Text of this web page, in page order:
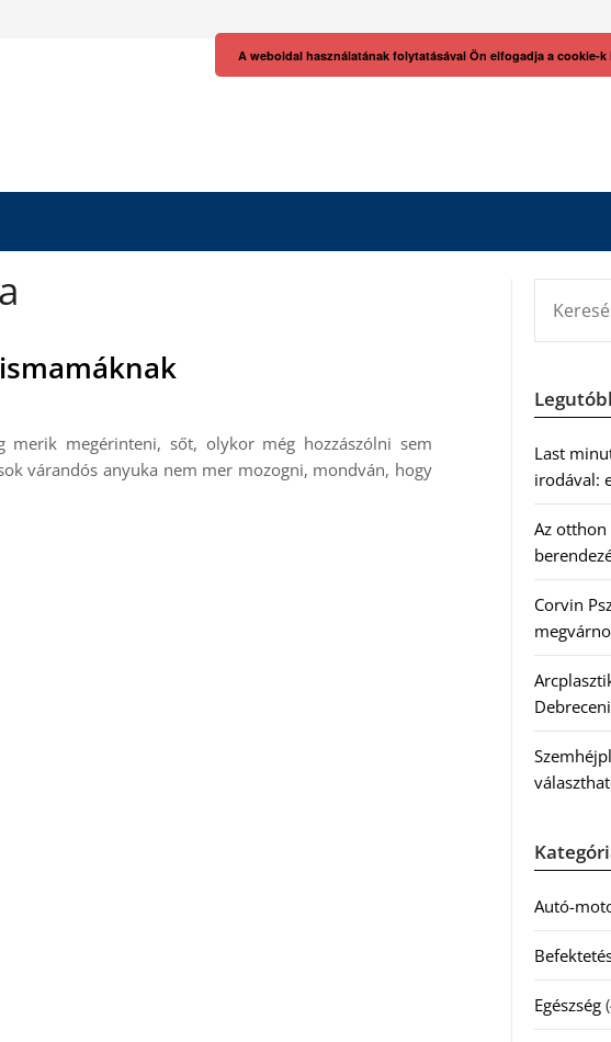
megérinteni, sőt, olykor még hozzászólni sem
várandós anyuka nem mer mozogni, mondván, hogy
Last
irodával:
Az otthon
Corvin
Autó-
Egészség
A weboldal használatának folytatásával Ön elfogadja a cookie-k